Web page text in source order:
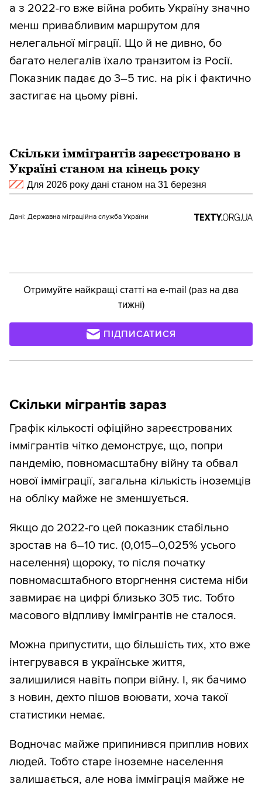
а з 2022-го вже війна робить Україну значно
менш привабливим маршрутом для
нелегальної міграції. Що й не дивно, бо
багато нелегалів їхало транзитом із Росії.
Показник падає до 3–5 тис. на рік і фактично
застигає на цьому рівні.
Скільки іммігрантів зареєстровано в
Україні станом на кінець року
Для 2026 року дані станом на 31 березня
Дані: Державна міграційна служба України
Отримуйте найкращі статті на e-mail (раз на два
тижні)
ПІДПИСАТИСЯ
Скільки мігрантів зараз
Графік кількості офіційно зареєстрованих
іммігрантів чітко демонструє, що, попри
пандемію, повномасштабну війну та обвал
нової імміграції, загальна кількість іноземців
на обліку майже не зменшується.
Якщо до 2022-го цей показник стабільно
зростав на 6–10 тис. (0,015–0,025% усього
населення) щороку, то після початку
повномасштабного вторгнення система ніби
завмирає на цифрі близько 305 тис. Тобто
масового відпливу іммігрантів не сталося.
Можна припустити, що більшість тих, хто вже
інтегрувався в українське життя,
залишилися навіть попри війну. І, як бачимо
з новин, дехто пішов воювати, хоча такої
статистики немає.
Водночас майже припинився приплив нових
людей. Тобто старе іноземне населення
залишається, але нова імміграція майже не